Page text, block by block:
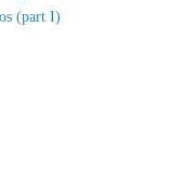
(part I)